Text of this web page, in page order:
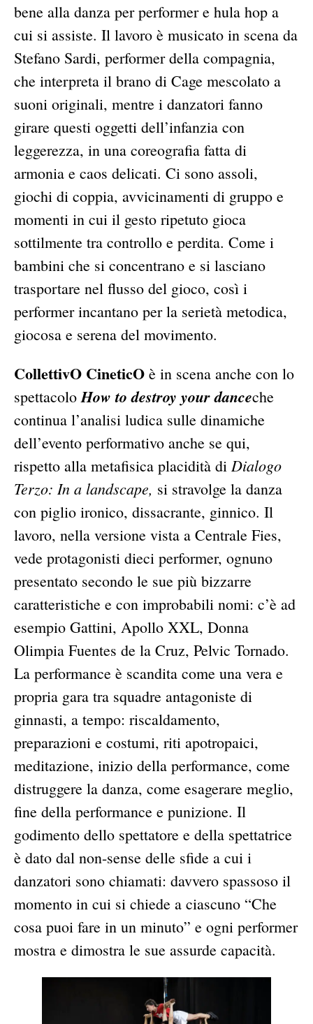
bene alla danza per performer e hula hop a
cui si assiste. Il lavoro è musicato in scena da
Stefano Sardi, performer della compagnia,
che interpreta il brano di Cage mescolato a
suoni originali, mentre i danzatori fanno
girare questi oggetti dell’infanzia con
leggerezza, in una coreografia fatta di
armonia e caos delicati. Ci sono assoli,
giochi di coppia, avvicinamenti di gruppo e
momenti in cui il gesto ripetuto gioca
sottilmente tra controllo e perdita. Come i
bambini che si concentrano e si lasciano
trasportare nel flusso del gioco, così i
performer incantano per la serietà metodica,
giocosa e serena del movimento.
CollettivO CineticO è in scena anche con lo
spettacoloHow to destroy your danceche
continua l’analisi ludica sulle dinamiche
dell’evento performativo anche se qui,
rispetto alla metafisica placidità di Dialogo
Terzo: In a landscape, si stravolge la danza
con piglio ironico, dissacrante, ginnico. Il
lavoro, nella versione vista a Centrale Fies,
vede protagonisti dieci performer, ognuno
presentato secondo le sue più bizzarre
caratteristiche e con improbabili nomi: c’è ad
esempio Gattini, Apollo XXL, Donna
Olimpia Fuentes de la Cruz, Pelvic Tornado.
La performance è scandita come una vera e
propria gara tra squadre antagoniste di
ginnasti, a tempo: riscaldamento,
preparazioni e costumi, riti apotropaici,
meditazione, inizio della performance, come
distruggere la danza, come esagerare meglio,
fine della performance e punizione. Il
godimento dello spettatore e della spettatrice
è dato dal non-sense delle sfide a cui i
danzatori sono chiamati: davvero spassoso il
momento in cui si chiede a ciascuno “Che
cosa puoi fare in un minuto” e ogni performer
mostra e dimostra le sue assurde capacità.